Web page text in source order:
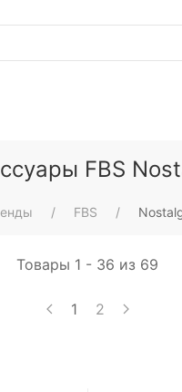
FBS
FBS
Товары 1 - 36 из 69
1 2